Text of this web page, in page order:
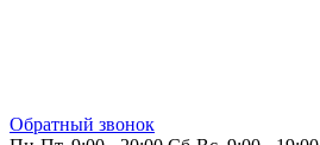
Обратный звонок